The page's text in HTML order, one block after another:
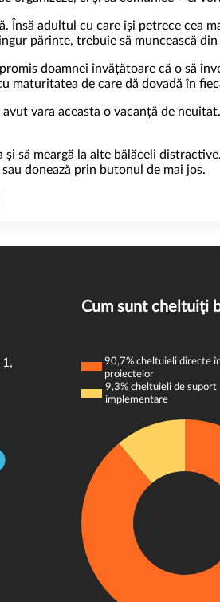
adultul cu care își petrece cea
părinte, trebuie să muncească
doamnei învățătoare că o să
maturitatea de care dă dovadă în
vara aceasta o vacanță de
și să meargă la alte bălăceli
donează prin butonul de mai jos.
Cum sunt cheltuiţi
90,7% cheltuieli directe
proiectelor
9,3% cheltuieli de suport
implementare